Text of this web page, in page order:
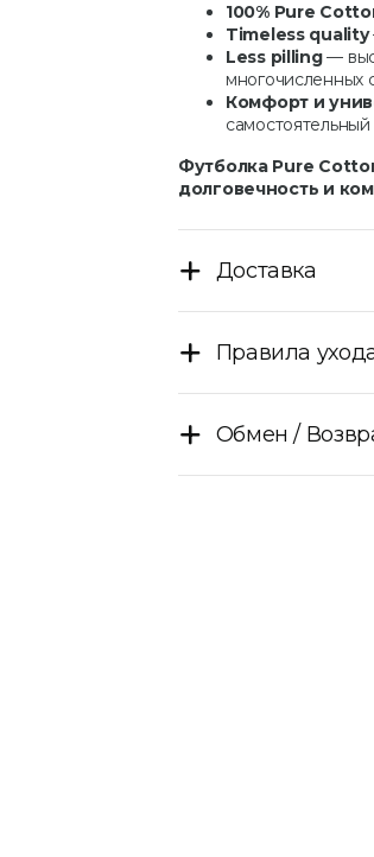
100% Pure
Timeless quality
Less pilling—
многочисленных
Комфорт и
Футболка Pure
долговечность и
Доставка
Правила
Обмен /